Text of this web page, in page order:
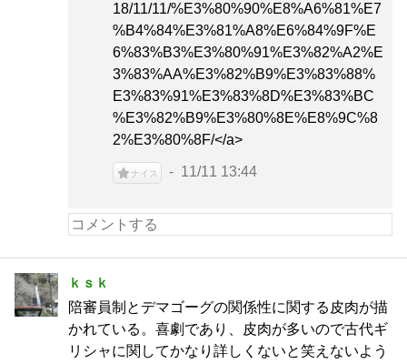
18/11/11/%E3%80%90%E8%A6%81%E7
%B4%84%E3%81%A8%E6%84%9F%E
6%83%B3%E3%80%91%E3%82%A2%E
3%83%AA%E3%82%B9%E3%83%88%
E3%83%91%E3%83%8D%E3%83%BC
%E3%82%B9%E3%80%8E%E8%9C%8
2%E3%80%8F/</a>
ナイス 11/11 13:44
ｋｓｋ
陪審員制とデマゴーグの関係性に関する皮肉が描
かれている。喜劇であり、皮肉が多いので古代ギ
リシャに関してかなり詳しくないと笑えないよう